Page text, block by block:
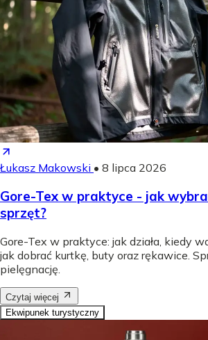
Łukasz Makowski • 8 lipca 2026
Gore-Tex w praktyce - jak
sprzęt?
Gore-Tex w praktyce: jak działa, kiedy
jak dobrać kurtkę, buty oraz rękawice.
pielęgnację.
Czytaj więcej
Ekwipunek turystyczny